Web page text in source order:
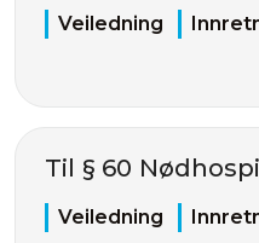
Veiledning
Til § 60
Veiledning